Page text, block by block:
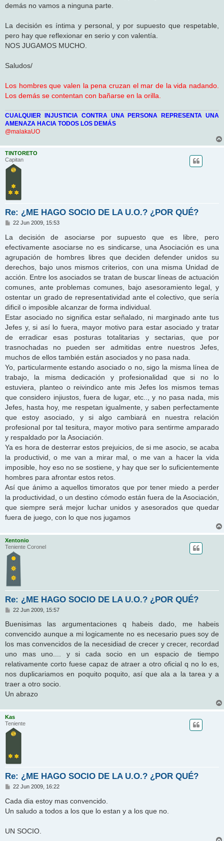
demás no vamos a ninguna parte.
La decisión es íntima y personal, y por supuesto que respetable,
pero hay que reflexionar en serio y con valentía.
NOS JUGAMOS MUCHO.
Saludos/
Los hombres que valen la pena cruzan el mar de la vida nadando.
Los demás se contentan con bañarse en la orilla.
CUALQUIER INJUSTICIA CONTRA UNA PERSONA REPRESENTA UNA
AMENAZA HACIA TODOS LOS DEMÁS
@malakaUO
TINTORETO
Capitan
Re: ¿ME HAGO SOCIO DE LA U.O.? ¿POR QUÉ?
M
n
s
a
e
22 Jun 2009, 15:53
La decisión de asociarse por supuesto que es libre, pero
efectivamente asociarse no es sindicarse, una Asociación es una
agrupación de hombres libres que deciden defender unidos su
derechos, bajo unos mismos criterios, con una misma Unidad de
acción. Entre los asociados se tratan de buscar líneas de actuación
comunes, ante problemas comunes, bajo asesoramiento legal, y
ostentar un grado de representatividad ante el colectivo, que sería
dificil o imposible alcanzar de forma individual.
Estar asociado no significa estar señalado, ni marginado ante tus
Jefes y, si así lo fuera, mayor motivo para estar asociado y tratar
de erradicar esas posturas totalitarias y sectarias, que por
trasnochadas no pueden ser admitidas entre nuestros Jefes,
muchos de ellos también están asociados y no pasa nada.
Yo, particularmente estando asociado o no, sigo la misma línea de
trabajo, la misma dedicación y profesionalidad que si no lo
estuviera, planteo o reivindico ante mis Jefes los mismos temas
que considero injiustos, fuera de lugar, etc.., y no pasa nada, mis
Jefes, hasta hoy, me respetan igualmente, y saben perfectamente
que estoy asociado, y si algo cambiará en nuestra relación
profesional por tal tesitura, mayor motivo para sentirme amparado
y respaldado por la Asociación.
Ya es hora de desterrar estos prejuicios, de si me asocio, se acaba
la productivid, o me van a mirar mal, o me van a hacer la vida
imposible, hoy eso no se sostiene, y hay que ser lo suficientemente
hombres para afrontar estos retos.
Así que ánimo a aquellos timoratos que por tener miedo a perder
la productividad, o un destino cómodo están fuera de la Asociación,
que siempre será mejor luchar unidos y asesorados que quedar
fuera de juego, con lo que nos jugamos
Xentonio
Teniente Coronel
Re: ¿ME HAGO SOCIO DE LA U.O.? ¿POR QUÉ?
M
n
a
j
e
22 Jun 2009, 15:57
Buenisimas las argumentaciones q habeis dado, me habeis
convencido aunque a mi logicamente no es necesario pues soy de
los mas convencidos de la necesidiad de crecer y crecer, recordad
uno mas uno.... y si cada socio en un espacio de tiempo
relativamente corto fuese capaz de atraer a otro oficial q no lo es,
nos duplicariamos en poquito poquito, así que ala a la tarea y a
traer a otro socio.
Un abrazo
Kas
Teniente
Re: ¿ME HAGO SOCIO DE LA U.O.? ¿POR QUÉ?
M
n
s
a
22 Jun 2009, 16:22
Cada dia estoy mas convencido.
Un saludo a todos a los que lo estan y a los que no.
UN SOCIO.